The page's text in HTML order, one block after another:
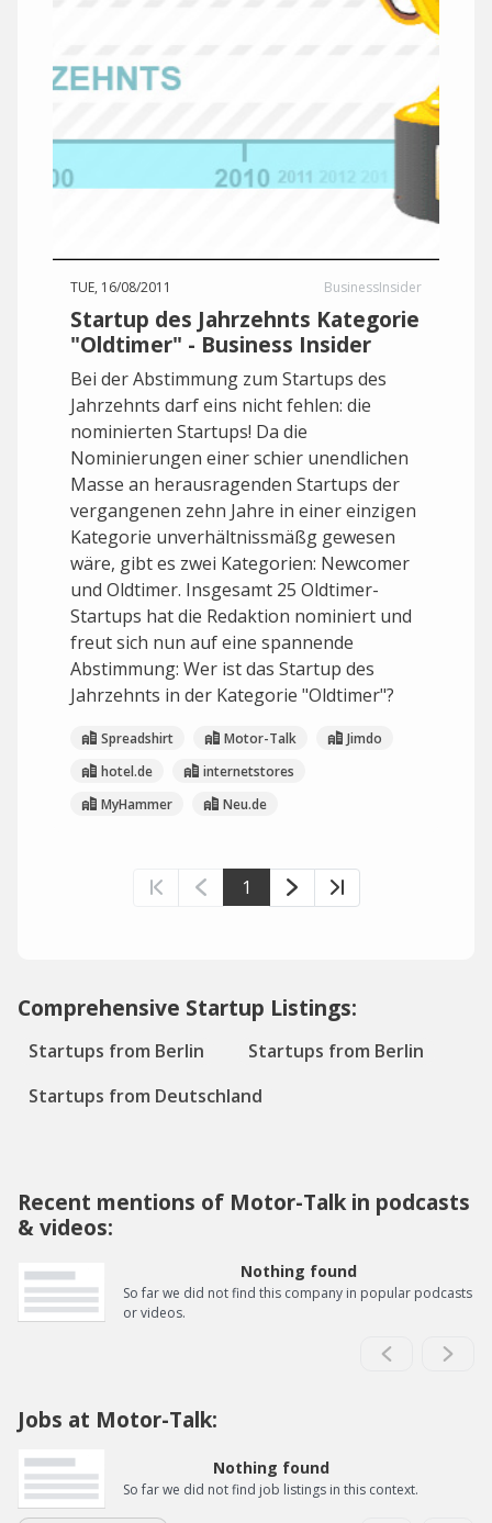
TUE, 16/08/2011 BusinessInsider
Startup des Jahrzehnts Kategorie
"Oldtimer" - Business Insider
Bei der Abstimmung zum Startups des
Jahrzehnts darf eins nicht fehlen: die
nominierten Startups! Da die
Nominierungen einer schier unendlichen
Masse an herausragenden Startups der
vergangenen zehn Jahre in einer einzigen
Kategorie unverhältnissmäßg gewesen
wäre, gibt es zwei Kategorien: Newcomer
und Oldtimer. Insgesamt 25 Oldtimer-
Startups hat die Redaktion nominiert und
freut sich nun auf eine spannende
Abstimmung: Wer ist das Startup des
Jahrzehnts in der Kategorie "Oldtimer"?
Spreadshirt Motor-Talk
Jimdo
hotel.de
internetstores
MyHammer
Neu.de
1
Comprehensive Startup Listings:
Startups from Berlin
Startups from Berlin
Startups from Deutschland
Recent mentions of Motor-Talk in podcasts
& videos:
Nothing found
So far we did not find this company in popular podcasts
or videos.
Jobs at Motor-Talk:
Nothing found
So far we did not find job listings in this context.